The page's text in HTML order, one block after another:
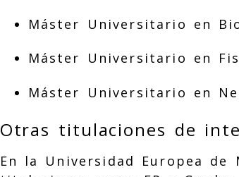
Máster Universitario en
Máster Universitario en
Máster Universitario en
Otras titulaciones de
En la Universidad Europea